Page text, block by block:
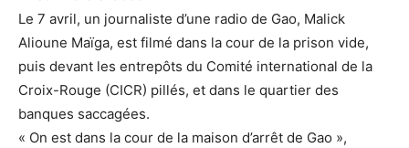
Le 7 avril, un journaliste d’une radio de Gao, Malick
Alioune Maïga, est filmé dans la cour de la prison vide,
puis devant les entrepôts du Comité international de la
Croix-Rouge (CICR) pillés, et dans le quartier des
banques saccagées.
« On est dans la cour de la maison d’arrêt de Gao »,